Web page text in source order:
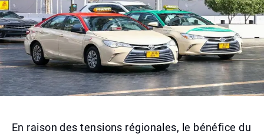
En raison des tensions régionales, le bénéfice du